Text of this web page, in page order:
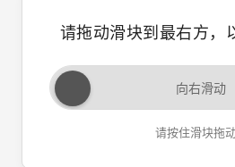
请拖动滑块到最右方，
向右滑动
请按住滑块拖